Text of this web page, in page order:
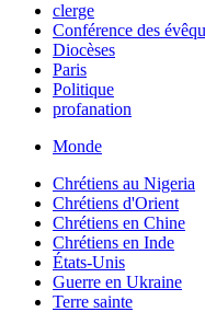
clerge
Conférence des
Diocèses
Paris
Politique
profanation
Monde
Chrétiens au Nigeria
Chrétiens d'Orient
Chrétiens en Chine
Chrétiens en Inde
États-Unis
Guerre en Ukraine
Terre sainte